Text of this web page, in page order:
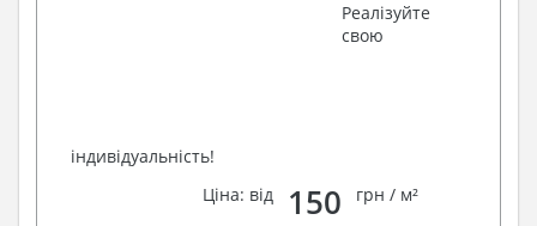
Реалізуйте
свою
індивідуальність!
Ціна: від
150 грн / м²